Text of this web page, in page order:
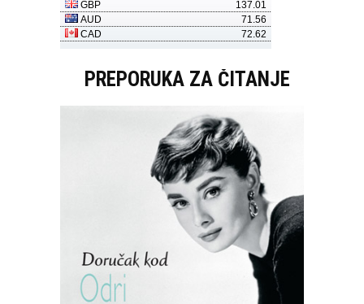
PREPORUKA ZA ČITANJE